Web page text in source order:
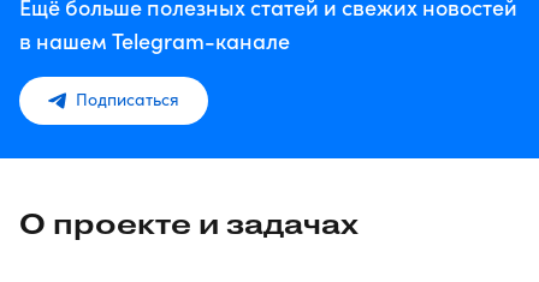
Ещё больше полезных статей и свежих новостей
в нашем Telegram-канале
Подписаться
О проекте и задачах